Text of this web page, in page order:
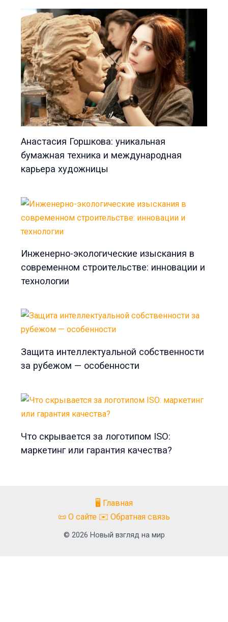
Анастасия Горшкова: уникальная
бумажная техника и международная
карьера художницы
Инженерно-экологические изыскания в
современном строительстве: инновации и
технологии
Защита интеллектуальной собственности
за рубежом — особенности
Что скрывается за логотипом ISO:
маркетинг или гарантия качества?
🖥️ Главная
📜 О сайте ✉️ Обратная связь
© 2026 Новый взгляд на мир